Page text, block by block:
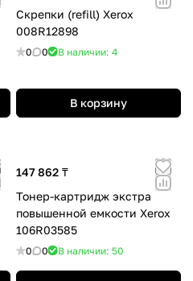
Скрепки (refill) Xerox
008R12898
0 0 В наличии: 4
В корзину
147 862 ₸
Тонер-картридж экстра
повышенной емкости Xerox
106R03585
0 0 В наличии: 50